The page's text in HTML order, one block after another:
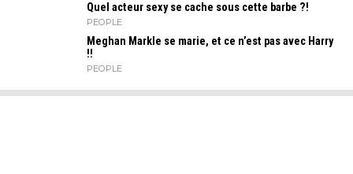
Quel acteur sexy se cache sous cette barbe ?!
PEOPLE
Meghan Markle se marie, et ce n’est pas avec Harry
!!
PEOPLE